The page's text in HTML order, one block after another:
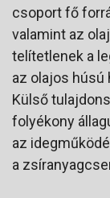
csoport fő
valamint az
telítetlenek a
az olajos húsú
Külső
folyékony
az
a